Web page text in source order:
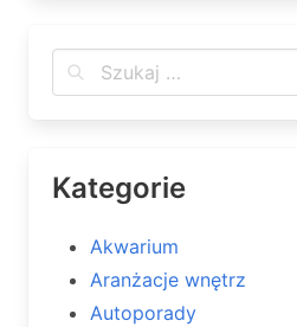
Kategorie
Akwarium
Aranżacje wnętrz
Autoporady